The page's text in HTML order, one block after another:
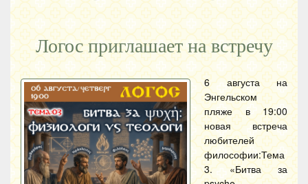
Логос приглашает на встречу
6 августа на
Энгельском
пляже в 19:00
новая встреча
любителей
философии:Тема
3. «Битва за